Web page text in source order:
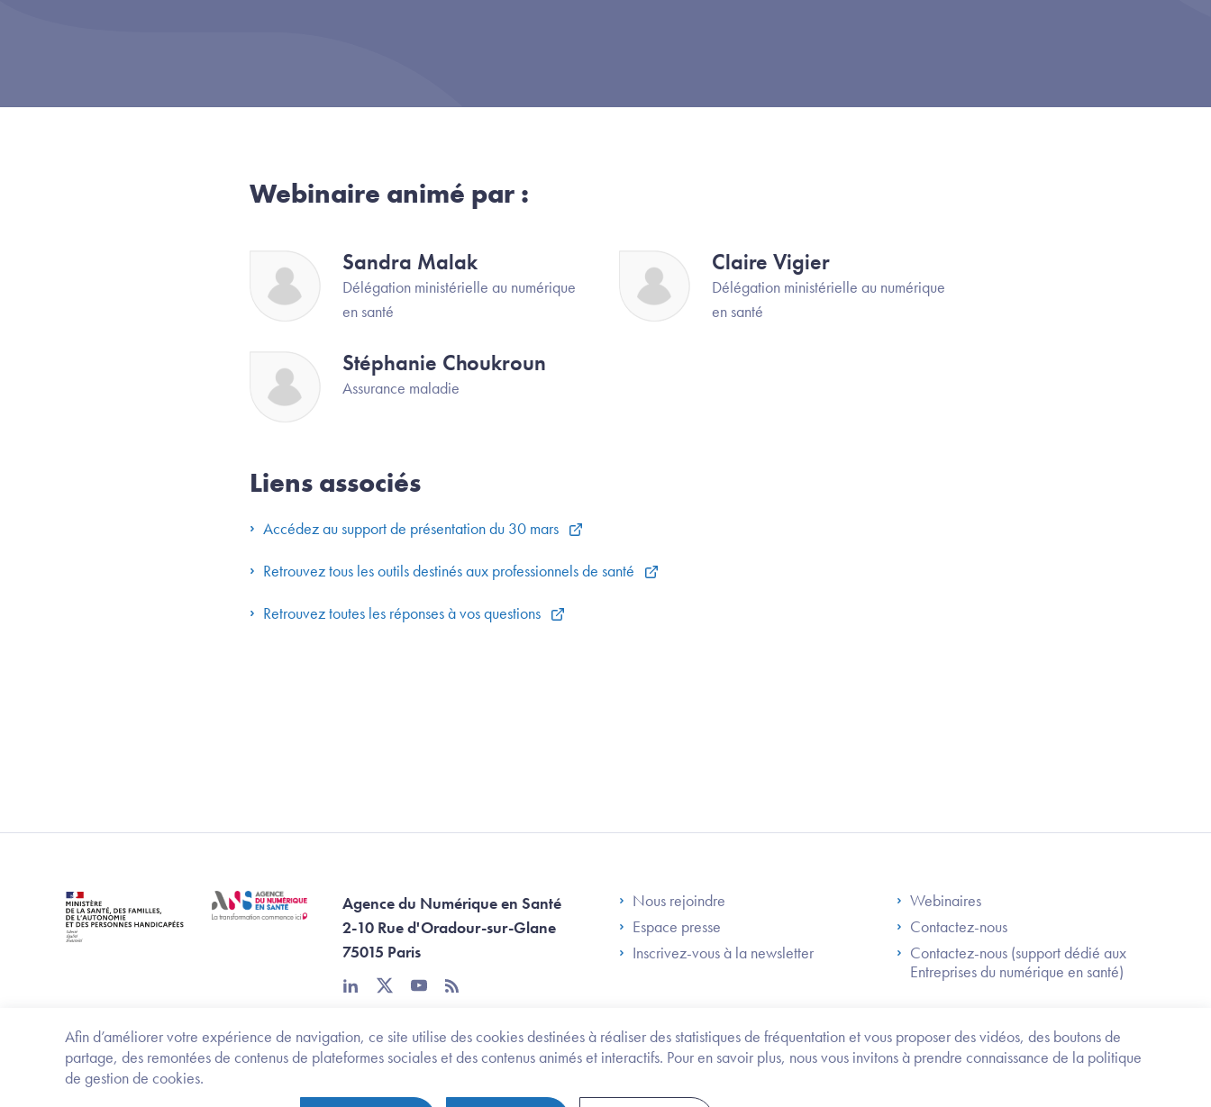
Afin d’améliorer votre expérience de navigation, ce site utilise des cookies destinées à réaliser des statistiques de fréquentation et vous proposer des vidéos, des boutons de
partage, des remontées de contenus de plateformes sociales et des contenus animés et interactifs. Pour en savoir plus, nous vous invitons à prendre connaissance de la politique
de gestion de cookies.
Trouvez
Webinaire animé par :
Sandra Malak
Délégation ministérielle au numérique
en santé
Claire Vigier
Délégation ministérielle au numérique
en santé
Stéphanie Choukroun
Assurance maladie
Liens associés
Accédez au support de présentation du 30 mars
Retrouvez tous les outils destinés aux professionnels de santé
Retrouvez toutes les réponses à vos questions
Agence du Numérique en Santé
2-10 Rue d'Oradour-sur-Glane
75015 Paris
linkedintwitteryoutube
rss
Footer Left ANS
Nous rejoindre
Espace presse
Inscrivez-vous à la newsletter
Footer Right ANS
Webinaires
Contactez-nous
Contactez-nous (support dédié aux
Entreprises du numérique en santé)
Ministère de la santé, des familles, de l'autonomie et des personnes handicapées Legifrance.gouv.fr